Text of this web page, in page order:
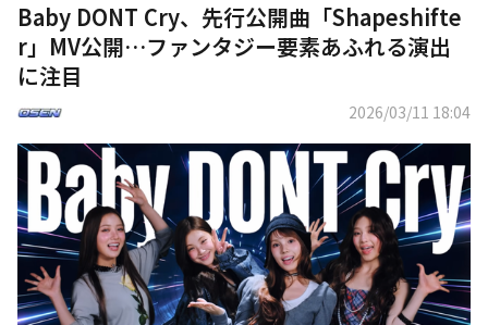
Baby DONT Cry、先行公開曲「Shapeshifte
r」MV公開…ファンタジー要素あふれる演出
に注目
2026/03/11 18:04